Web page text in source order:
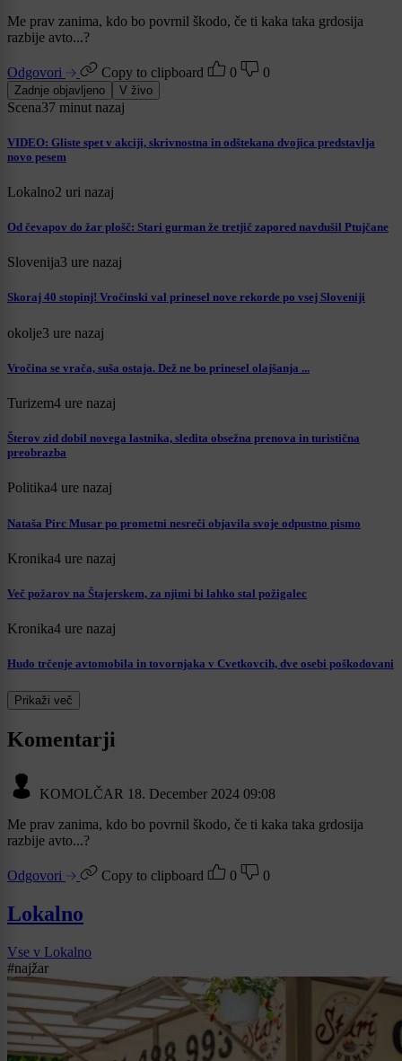
Me prav zanima, kdo bo povrnil škodo, če ti kaka taka grdosija
razbije avto...?
Odgovori Copy to clipboard 0 0
Zadnje objavljeno V živo
Scena37 minut nazaj
VIDEO: Gliste spet v akciji, skrivnostna in odštekana dvojica predstavlja
novo pesem
Lokalno2 uri nazaj
Od čevapov do žar plošč: Stari gurman že tretjič zapored navdušil Ptujčane
Slovenija3 ure nazaj
Skoraj 40 stopinj! Vročinski val prinesel nove rekorde po vsej Sloveniji
okolje3 ure nazaj
Vročina se vrača, suša ostaja. Dež ne bo prinesel olajšanja ...
Turizem4 ure nazaj
Šterov zid dobil novega lastnika, sledita obsežna prenova in turistična
preobrazba
Politika4 ure nazaj
Nataša Pirc Musar po prometni nesreči objavila svoje odpustno pismo
Kronika4 ure nazaj
Več požarov na Štajerskem, za njimi bi lahko stal požigalec
Kronika4 ure nazaj
Hudo trčenje avtomobila in tovornjaka v Cvetkovcih, dve osebi poškodovani
Prikaži več
Komentarji
KOMOLČAR 18. December 2024 09:08
Me prav zanima, kdo bo povrnil škodo, če ti kaka taka grdosija
razbije avto...?
Odgovori Copy to clipboard 0 0
Lokalno
Vse v Lokalno
#najžar